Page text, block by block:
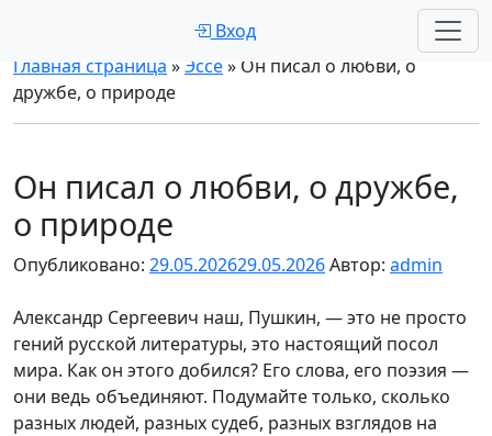
Вход
Главная страница »Эссе» Он писал о любви, о
дружбе, о природе
Он писал о любви, о дружбе,
о природе
Опубликовано: 29.05.202629.05.2026Автор: admin
Александр Сергеевич наш, Пушкин, — это не просто
гений русской литературы, это настоящий посол
мира. Как он этого добился? Его слова, его поэзия —
они ведь объединяют. Подумайте только, сколько
разных людей, разных судеб, разных взглядов на